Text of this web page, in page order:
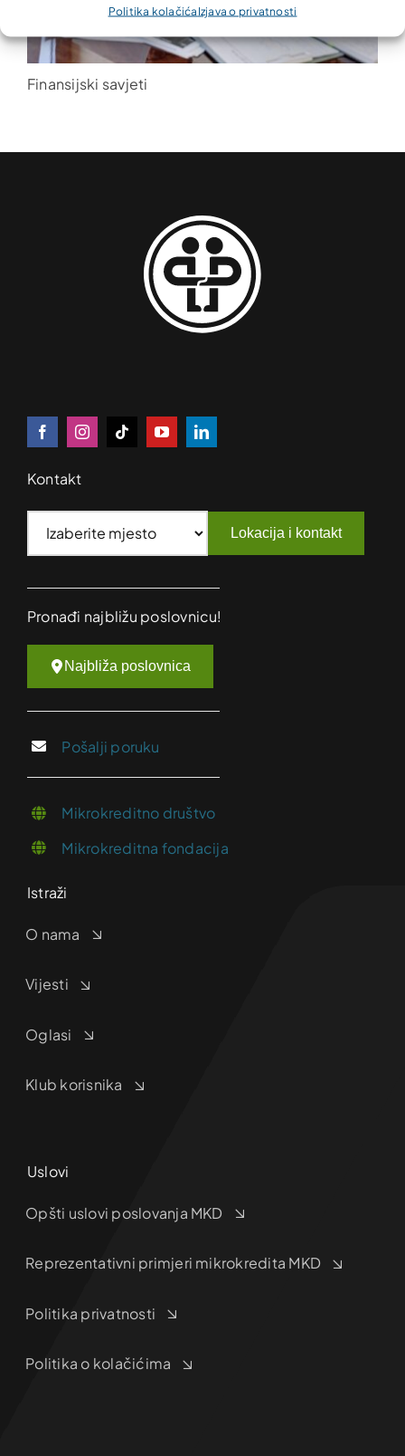
Politika kolačića Izjava o privatnosti
Finansijski savjeti
Kontakt
Lokacija i kontakt
Pronađi najbližu poslovnicu!
Najbliža poslovnica
Pošalji poruku
Mikrokreditno društvo
Mikrokreditna fondacija
Istraži
O nama
Vijesti
Oglasi
Klub korisnika
Uslovi
Opšti uslovi poslovanja MKD
Reprezentativni primjeri mikrokredita MKD
Politika privatnosti
Politika o kolačićima